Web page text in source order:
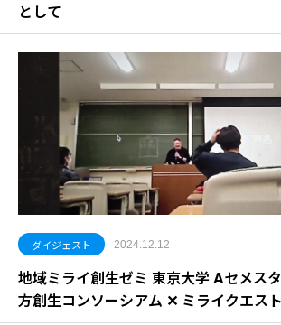
として
ダイジェスト 2024.12.12
地域ミライ創生ゼミ 東京大学 Aセメス
方創生コンソーシアム ✕ ミライクエスト